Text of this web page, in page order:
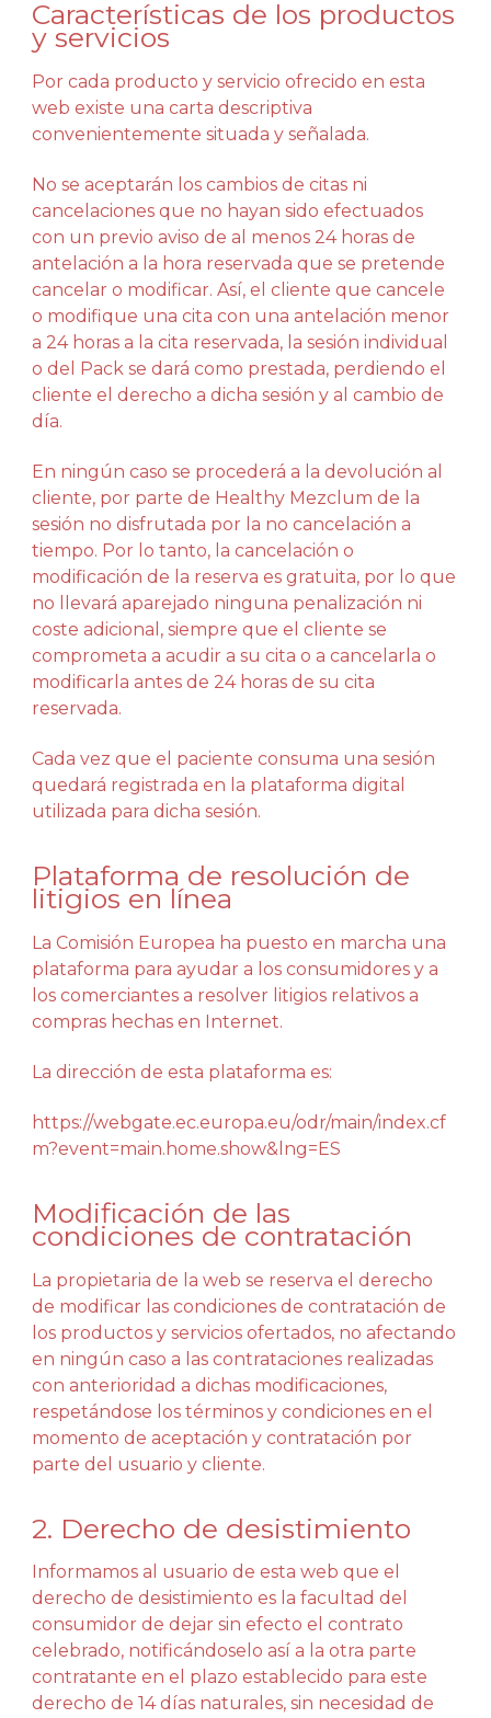
Características de los productos
y servicios
Por cada producto y servicio ofrecido en esta
web existe una carta descriptiva
convenientemente situada y señalada.
No se aceptarán los cambios de citas ni
cancelaciones que no hayan sido efectuados
con un previo aviso de al menos 24 horas de
antelación a la hora reservada que se pretende
cancelar o modificar. Así, el cliente que cancele
o modifique una cita con una antelación menor
a 24 horas a la cita reservada, la sesión individual
o del Pack se dará como prestada, perdiendo el
cliente el derecho a dicha sesión y al cambio de
día.
En ningún caso se procederá a la devolución al
cliente, por parte de Healthy Mezclum de la
sesión no disfrutada por la no cancelación a
tiempo. Por lo tanto, la cancelación o
modificación de la reserva es gratuita, por lo que
no llevará aparejado ninguna penalización ni
coste adicional, siempre que el cliente se
comprometa a acudir a su cita o a cancelarla o
modificarla antes de 24 horas de su cita
reservada.
Cada vez que el paciente consuma una sesión
quedará registrada en la plataforma digital
utilizada para dicha sesión.
Plataforma de resolución de
litigios en línea
La Comisión Europea ha puesto en marcha una
plataforma para ayudar a los consumidores y a
los comerciantes a resolver litigios relativos a
compras hechas en Internet.
La dirección de esta plataforma es:
https://webgate.ec.europa.eu/odr/main/index.cf
m?event=main.home.show&lng=ES
Modificación de las
condiciones de contratación
La propietaria de la web se reserva el derecho
de modificar las condiciones de contratación de
los productos y servicios ofertados, no afectando
en ningún caso a las contrataciones realizadas
con anterioridad a dichas modificaciones,
respetándose los términos y condiciones en el
momento de aceptación y contratación por
parte del usuario y cliente.
2. Derecho de desistimiento
Informamos al usuario de esta web que el
derecho de desistimiento es la facultad del
consumidor de dejar sin efecto el contrato
celebrado, notificándoselo así a la otra parte
contratante en el plazo establecido para este
derecho de 14 días naturales, sin necesidad de